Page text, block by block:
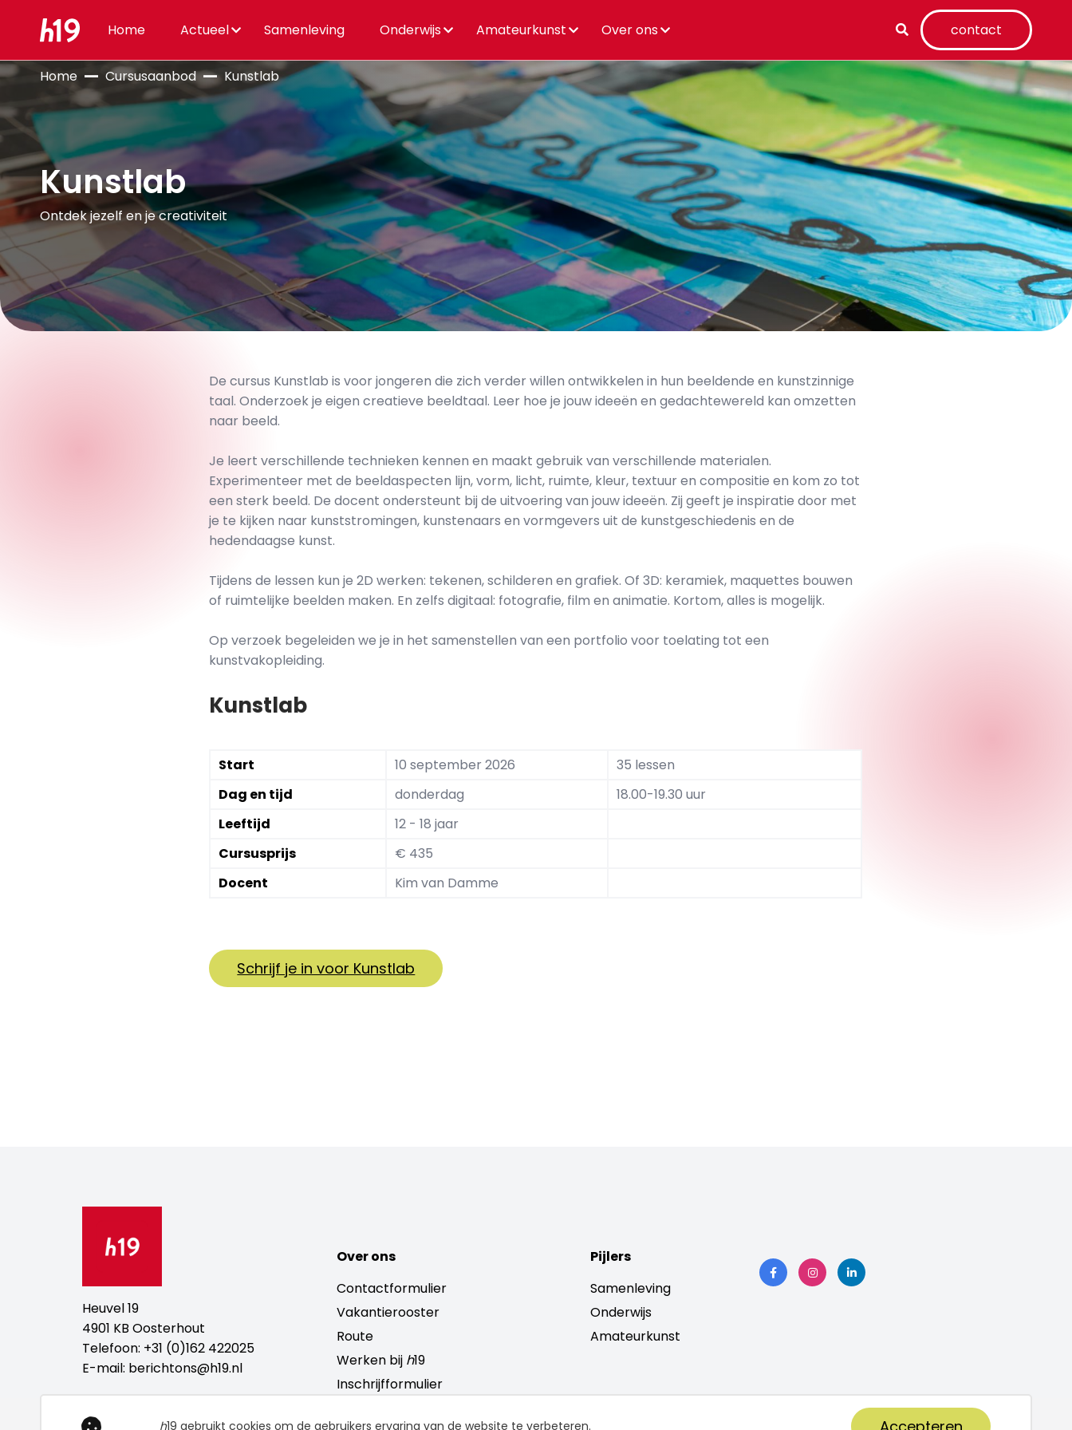
Home Actueel Samenleving Onderwijs Amateurkunst Over ons contact
Home Cursusaanbod Kunstlab
Kunstlab
Ontdek jezelf en je creativiteit
De cursus Kunstlab is voor jongeren die zich verder willen ontwikkelen in hun beeldende en kunstzinnige
taal. Onderzoek je eigen creatieve beeldtaal. Leer hoe je jouw ideeën en gedachtewereld kan omzetten
naar beeld.
Je leert verschillende technieken kennen en maakt gebruik van verschillende materialen.
Experimenteer met de beeldaspecten lijn, vorm, licht, ruimte, kleur, textuur en compositie en kom zo tot
een sterk beeld. De docent ondersteunt bij de uitvoering van jouw ideeën. Zij geeft je inspiratie door met
je te kijken naar kunststromingen, kunstenaars en vormgevers uit de kunstgeschiedenis en de
hedendaagse kunst.
Tijdens de lessen kun je 2D werken: tekenen, schilderen en grafiek. Of 3D: keramiek, maquettes bouwen
of ruimtelijke beelden maken. En zelfs digitaal: fotografie, film en animatie. Kortom, alles is mogelijk.
Op verzoek begeleiden we je in het samenstellen van een portfolio voor toelating tot een
kunstvakopleiding.
Kunstlab
Start 10 september 2026
35 lessen
Dag en tijd
donderdag
18.00-19.30 uur
Leeftijd
12 - 18 jaar
Cursusprijs
€ 435
Docent
Kim van Damme
Schrijf je in voor Kunstlab
Heuvel 19
4901 KB Oosterhout
Telefoon: +31 (0)162 422025
E-mail: berichtons@h19.nl
Over ons
Contactformulier
Vakantierooster
Route
Werken bij h19
Inschrijfformulier
Pijlers
Samenleving
Onderwijs
Amateurkunst
h19 gebruikt cookies om de gebruikers ervaring van de website te verbeteren.